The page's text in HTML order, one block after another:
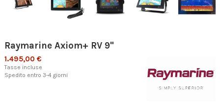
Raymarine Axiom+ RV 9"
1.495,00 €
Tasse incluse
Spedito entro 3-4 giorni